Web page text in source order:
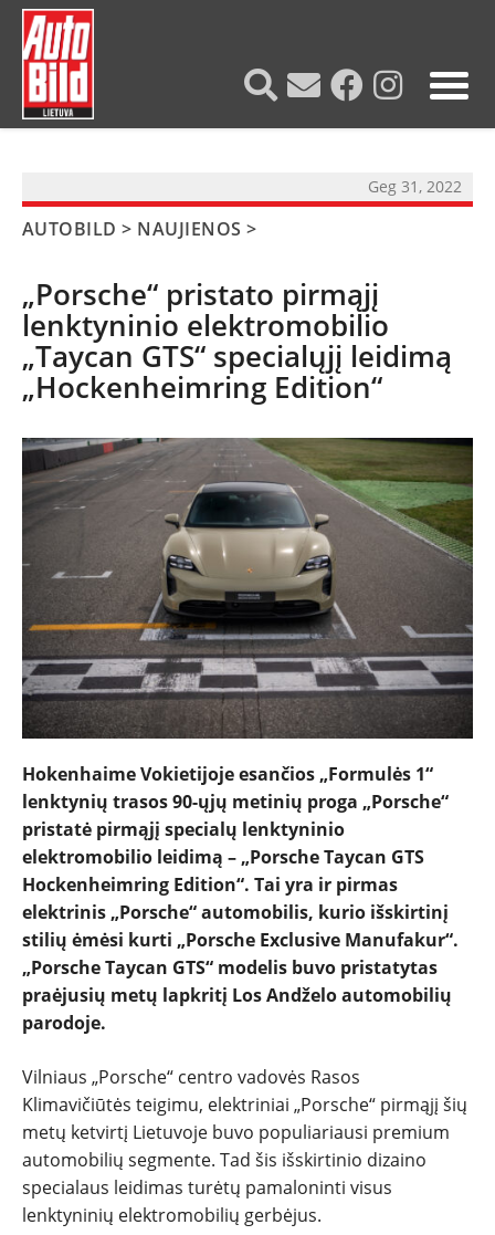
NAUJIENOS
TESTAI
NAUJI
NAUDOTI
REPORTAŽAI
SPORTAS
ĮVAIRENYBĖS
Geg 31, 2022
AUTOBILD > NAUJIENOS >
„Porsche“ pristato pirmąjį
lenktyninio elektromobilio
„Taycan GTS“ specialųjį leidimą
„Hockenheimring Edition“
Hokenhaime Vokietijoje esančios „Formulės 1“
lenktynių trasos 90-ųjų metinių proga „Porsche“
pristatė pirmąjį specialų lenktyninio
elektromobilio leidimą – „Porsche Taycan GTS
Hockenheimring Edition“. Tai yra ir pirmas
elektrinis „Porsche“ automobilis, kurio išskirtinį
stilių ėmėsi kurti „Porsche Exclusive Manufakur“.
„Porsche Taycan GTS“ modelis buvo pristatytas
praėjusių metų lapkritį Los Andželo automobilių
parodoje.
Vilniaus „Porsche“ centro vadovės Rasos
Klimavičiūtės teigimu, elektriniai „Porsche“ pirmąjį šių
metų ketvirtį Lietuvoje buvo populiariausi premium
automobilių segmente. Tad šis išskirtinio dizaino
specialaus leidimas turėtų pamaloninti visus
lenktyninių elektromobilių gerbėjus.